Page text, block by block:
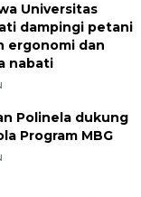
Universitas
dampingi petani
ergonomi dan
nabati
Polinela dukung
Program MBG